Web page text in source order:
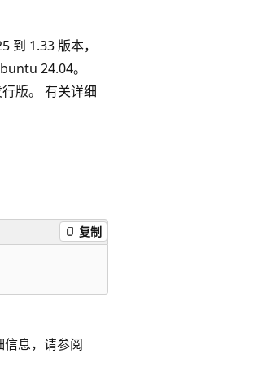
1.33 版本，
24.04。
版。 有关详细
复制
信息，请参阅